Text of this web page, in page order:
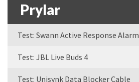
Prylar
Test: Swann Active Response Alarm
Test: JBL Live Buds 4
Test: Unisynk Data Blocker Cable